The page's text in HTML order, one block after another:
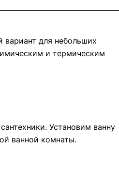
вариант для небольших
и термическим
Установим ванну
ванной комнаты.